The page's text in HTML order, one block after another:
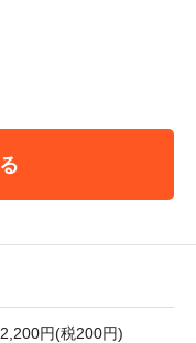
2,200円(税200円)